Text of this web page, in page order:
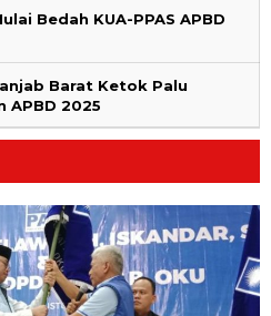
Bedah KUA-PPAS APBD
Barat Ketok Palu
APBD 2025